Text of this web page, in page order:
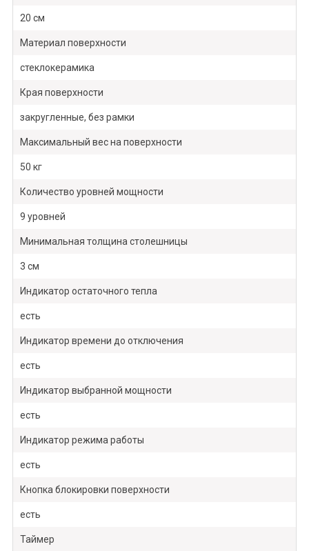
20 см
Материал поверхности
стеклокерамика
Края поверхности
закругленные, без рамки
Максимальный вес на поверхности
50 кг
Количество уровней мощности
9 уровней
Минимальная толщина столешницы
3 см
Индикатор остаточного тепла
есть
Индикатор времени до отключения
есть
Индикатор выбранной мощности
есть
Индикатор режима работы
есть
Кнопка блокировки поверхности
есть
Таймер